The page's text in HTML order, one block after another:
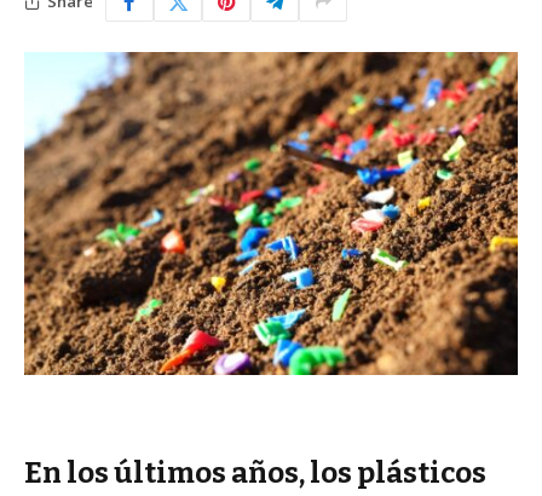
En los últimos años, los plásticos